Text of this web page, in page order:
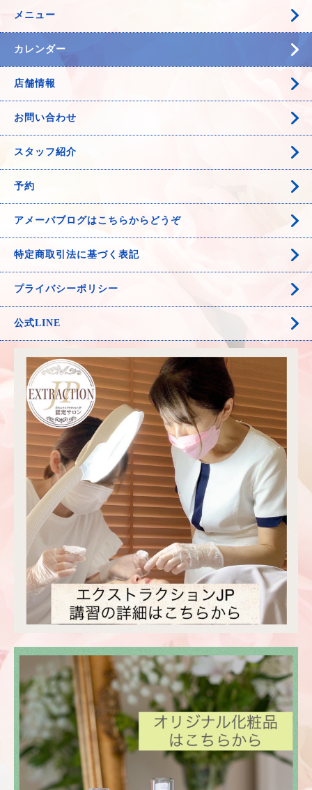
メニュー
カレンダー
店舗情報
お問い合わせ
スタッフ紹介
予約
アメーバブログはこちらからどうぞ
特定商取引法に基づく表記
プライバシーポリシー
公式LINE